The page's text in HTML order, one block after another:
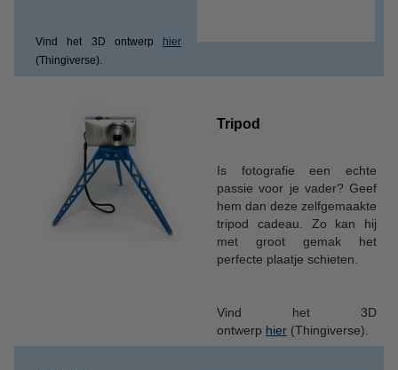
Vind het 3D ontwerp
hier
(Thingiverse).
Tripod
Is fotografie een echte
passie voor je vader? Geef
hem dan deze zelfgemaakte
tripod cadeau. Zo kan hij
met groot gemak het
perfecte plaatje schieten.
Vind het 3D
ontwerp hier (Thingiverse).